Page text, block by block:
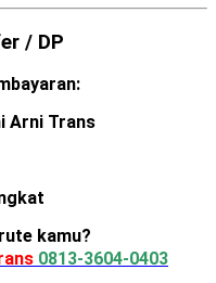
/ DP
Arni Trans
kamu?
0813-3604-0403